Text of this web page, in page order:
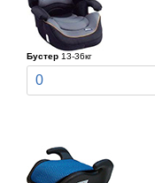
Бустер 13-36кг
0